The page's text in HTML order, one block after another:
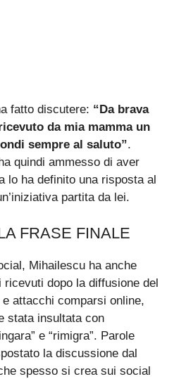
fatto discutere: “Da brava
da mia mamma un
sempre al saluto”.
quindi ammesso di aver
lo ha definito una risposta al
partita da lei.
FRASE FINALE
Mihailescu ha anche
ricevuti dopo la diffusione del
attacchi comparsi online,
stata insultata con
e “rimigra”. Parole
la discussione dal
spesso si crea sui social